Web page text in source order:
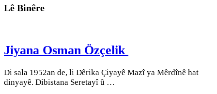
Lê Binêre
Jiyana Osman Özçelik
Di sala 1952an de, li Dêrika Çiyayê Mazî ya Mêrdînê hat
dinyayê. Dibistana Seretayî û …